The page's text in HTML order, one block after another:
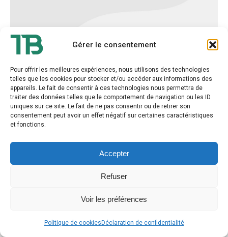
Gérer le consentement
Pour offrir les meilleures expériences, nous utilisons des technologies
telles que les cookies pour stocker et/ou accéder aux informations des
appareils. Le fait de consentir à ces technologies nous permettra de
traiter des données telles que le comportement de navigation ou les ID
uniques sur ce site. Le fait de ne pas consentir ou de retirer son
consentement peut avoir un effet négatif sur certaines caractéristiques
et fonctions.
Accepter
Refuser
Voir les préférences
Politique de cookies Déclaration de confidentialité